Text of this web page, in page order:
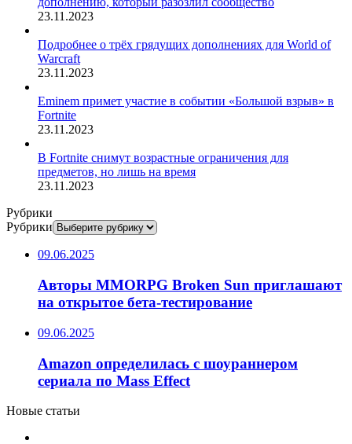
23.11.2023
Подробнее о трёх грядущих дополнениях для World of
Warcraft
23.11.2023
Eminem примет участие в событии «Большой взрыв» в
Fortnite
23.11.2023
В Fortnite снимут возрастные ограничения для
предметов, но лишь на время
23.11.2023
Рубрики
Рубрики
09.06.2025
Авторы MMORPG Broken Sun приглашают
на открытое бета-тестирование
09.06.2025
Amazon определилась с шоураннером
сериала по Mass Effect
Новые статьи